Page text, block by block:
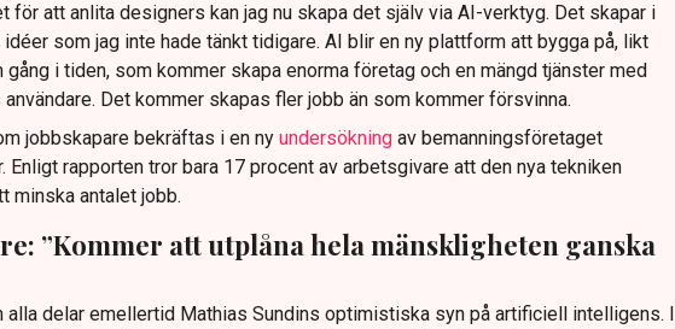
för att anlita designers kan jag nu skapa det själv via AI-verktyg. Det skapar i
idéer som jag inte hade tänkt tidigare. AI blir en ny plattform att bygga på, likt
gång i tiden, som kommer skapa enorma företag och en mängd tjänster med
Det kommer skapas fler jobb än som kommer försvinna.
jobbskapare bekräftas i en ny undersökningav bemanningsföretaget
Enligt rapporten tror bara 17 procent av arbetsgivare att den nya tekniken
minska antalet jobb.
”Kommer att utplåna hela mänskligheten ganska
alla delar emellertid Mathias Sundins optimistiska syn på artificiell intelligens. I